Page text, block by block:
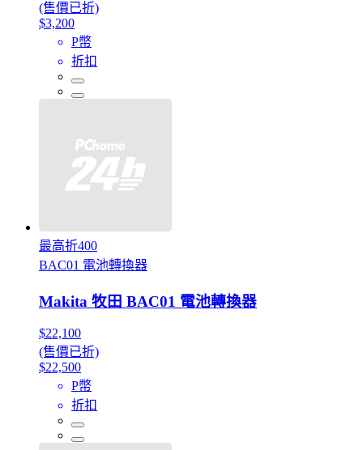
(售價已折)
$3,200
P幣
折扣
最高折400
BAC01 電池轉換器
Makita 牧田 BAC01 電池轉換器
$22,100
(售價已折)
$22,500
P幣
折扣